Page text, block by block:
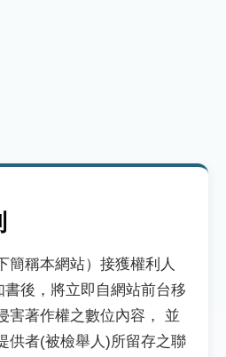
簡稱本網站）接獲權利人
書後，將立即自網站前台移
害著作權之數位內容， 並
供者(被檢舉人)所留存之聯